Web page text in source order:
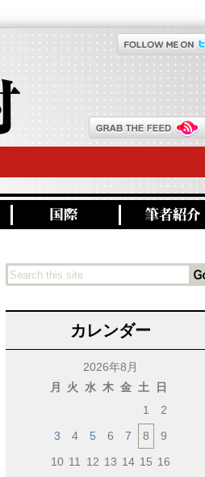
カレンダー
2026年8月
月
火 水 木 金 土
日
1
2
3
4 5 6 7 8
9
10 11 12 13 14 15 16